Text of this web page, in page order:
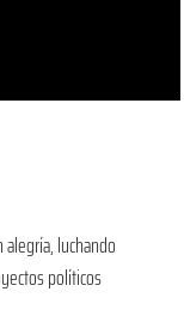
luchando
políticos